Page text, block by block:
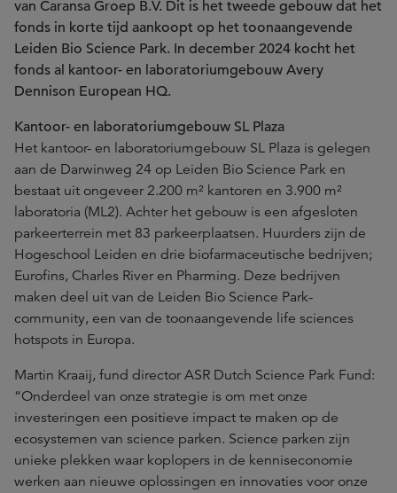
van Caransa Groep B.V. Dit is het tweede gebouw dat het
fonds in korte tijd aankoopt op het toonaangevende
Leiden Bio Science Park. In december 2024 kocht het
fonds al kantoor- en laboratoriumgebouw Avery
Dennison European HQ.
Kantoor- en laboratoriumgebouw SL Plaza
Het kantoor- en laboratoriumgebouw SL Plaza is gelegen
aan de Darwinweg 24 op Leiden Bio Science Park en
bestaat uit ongeveer 2.200 m² kantoren en 3.900 m²
laboratoria (ML2). Achter het gebouw is een afgesloten
parkeerterrein met 83 parkeerplaatsen. Huurders zijn de
Hogeschool Leiden en drie biofarmaceutische bedrijven;
Eurofins, Charles River en Pharming. Deze bedrijven
maken deel uit van de Leiden Bio Science Park-
community, een van de toonaangevende life sciences
hotspots in Europa.
Martin Kraaij, fund director ASR Dutch Science Park Fund:
“Onderdeel van onze strategie is om met onze
investeringen een positieve impact te maken op de
ecosystemen van science parken. Science parken zijn
unieke plekken waar koplopers in de kenniseconomie
werken aan nieuwe oplossingen en innovaties voor onze